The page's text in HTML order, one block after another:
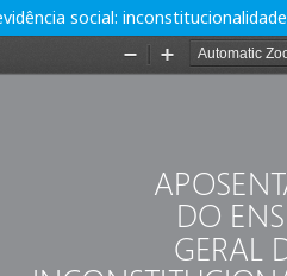
social: